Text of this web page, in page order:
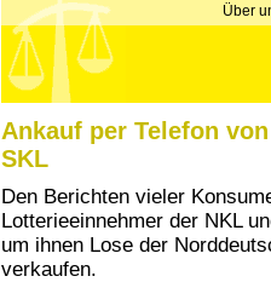
Über
Ankauf per Telefon
SKL
Den Berichten vieler
Lotterieeinnehmer der NKL
um ihnen Lose der
verkaufen.